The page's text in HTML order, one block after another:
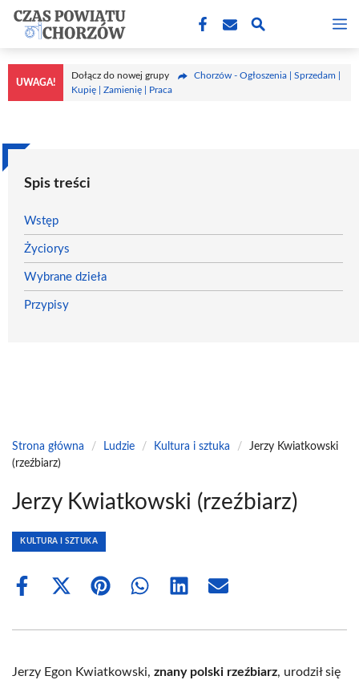
Przejdź
treści
UWAGA!
Dołącz do nowej grupy
Chorzów - Ogłoszenia | Sprzedam |
Kupię | Zamienię | Praca
Spis treści
Wstęp
Życiorys
Wybrane dzieła
Przypisy
Strona główna / Ludzie / Kultura i sztuka /
Jerzy Kwiatkowski
(rzeźbiarz)
Jerzy Kwiatkowski (rzeźbiarz)
KULTURA I SZTUKA
Share
Share
(Twitter)
Share Share Share Share
Jerzy Egon Kwiatkowski, znany polski rzeźbiarz, urodził się